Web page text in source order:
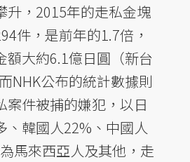
升，2015年的走私金塊
件，是前年的1.7倍，
額大約6.1億日圓（新台
NHK公布的統計數據則
案件被捕的嫌犯，以日
、韓國人22%、中國人
馬來西亞人及其他，走